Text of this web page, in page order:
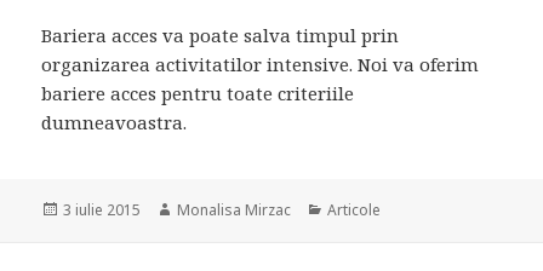
Bariera acces va poate salva timpul prin
organizarea activitatilor intensive. Noi va oferim
bariere acces pentru toate criteriile
dumneavoastra.
Publicat
3 iulie 2015 Autor
Monalisa Mirzac Categorii
Articole